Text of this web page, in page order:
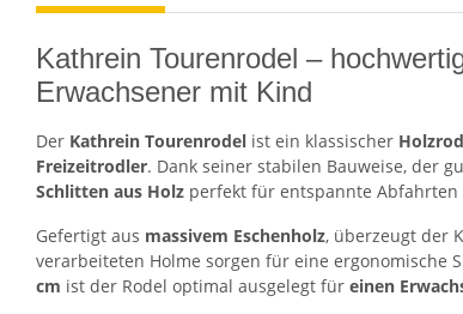
Kathrein Tourenrodel –
Erwachsener mit Kind
Der Kathrein Tourenrodel ist ein klassischer
Freizeitrodler. Dank seiner stabilen Bauweise, der
Schlitten aus Holz perfekt für entspannte
Gefertigt aus massivem Eschenholz, überzeugt der
verarbeiteten Holme sorgen für eine ergonomische
cm ist der Rodel optimal ausgelegt für einen